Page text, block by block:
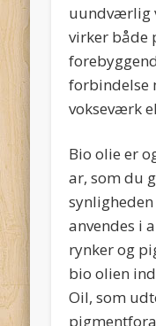
uundværlig
virker både
forbindelse
vokseværk
Bio olie er
ar, som du
anvendes i
rynker og
bio olien
Oil, som